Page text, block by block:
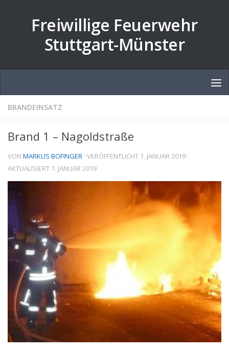
Freiwillige Feuerwehr
Stuttgart-Münster
BRANDEINSATZ
Brand 1 – Nagoldstraße
VON MARKUS BOFINGER · VERÖFFENTLICHT 1. JANUAR 2019 ·
AKTUALISIERT 1. JANUAR 2019